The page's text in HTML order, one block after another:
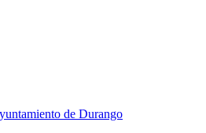
de Durango